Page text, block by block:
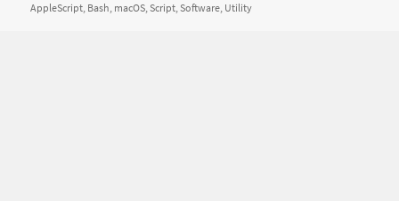
am
AppleScript, Bash, macOS,Script,Software, Utility